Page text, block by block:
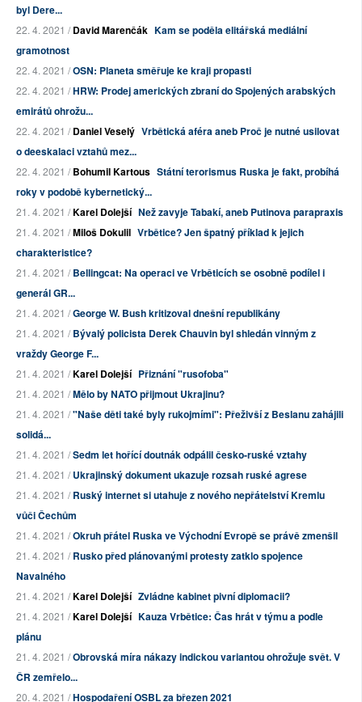
byl Dere...
22. 4. 2021 /David Marenčák Kam se poděla elitářská mediální
gramotnost
22. 4. 2021 /OSN: Planeta směřuje ke kraji propasti
22. 4. 2021 /HRW: Prodej amerických zbraní do Spojených arabských
emirátů ohrožu...
22. 4. 2021 /Daniel Veselý Vrbětická aféra aneb Proč je nutné usilovat
o deeskalaci vztahů mez...
22. 4. 2021 /Bohumil Kartous Státní terorismus Ruska je fakt, probíhá
roky v podobě kybernetický...
21. 4. 2021 /Karel Dolejší Než zavyje Tabakí, aneb Putinova parapraxis
21. 4. 2021 /Miloš Dokulil Vrbětice? Jen špatný příklad k jejich
charakteristice?
21. 4. 2021 /Bellingcat: Na operaci ve Vrběticích se osobně podílel i
generál GR...
21. 4. 2021 /George W. Bush kritizoval dnešní republikány
21. 4. 2021 /Bývalý policista Derek Chauvin byl shledán vinným z
vraždy George F...
21. 4. 2021 /Karel Dolejší Přiznání "rusofoba"
21. 4. 2021 /Mělo by NATO přijmout Ukrajinu?
21. 4. 2021 /"Naše děti také byly rukojmími": Přeživší z Beslanu zahájili
solidá...
21. 4. 2021 /Sedm let hořící doutnák odpálil česko-ruské vztahy
21. 4. 2021 /Ukrajinský dokument ukazuje rozsah ruské agrese
21. 4. 2021 /Ruský internet si utahuje z nového nepřátelství Kremlu
vůči Čechům
21. 4. 2021 /Okruh přátel Ruska ve Východní Evropě se právě zmenšil
21. 4. 2021 /Rusko před plánovanými protesty zatklo spojence
Navalného
21. 4. 2021 /Karel Dolejší Zvládne kabinet pivní diplomacii?
21. 4. 2021 /Karel Dolejší Kauza Vrbětice: Čas hrát v týmu a podle
plánu
21. 4. 2021 /Obrovská míra nákazy indickou variantou ohrožuje svět. V
ČR zemřelo...
20. 4. 2021 /Hospodaření OSBL za březen 2021